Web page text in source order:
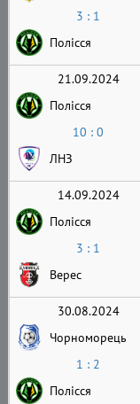
3 : 1
Полісся
21.09.2024
Полісся
10 : 0
ЛНЗ
14.09.2024
Полісся
3 : 1
Верес
30.08.2024
Чорноморець
1 : 2
Полісся